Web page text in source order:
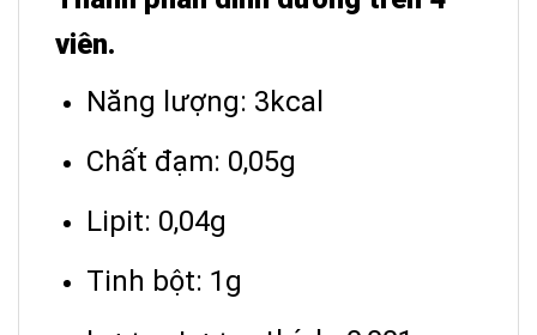
viên.
Năng lượng: 3kcal
Chất đạm: 0,05g
Lipit: 0,04g
Tinh bột: 1g